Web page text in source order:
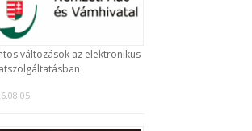
változások az elektronikus